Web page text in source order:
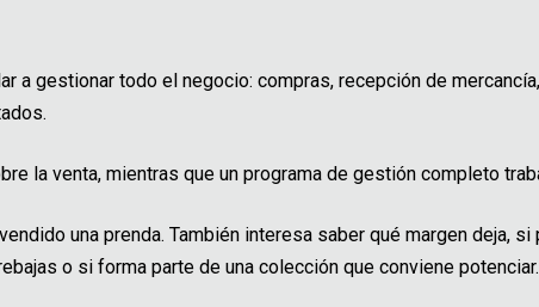
a gestionar todo el negocio: compras, recepción de
la venta, mientras que un programa de gestión completo
una prenda. También interesa saber qué margen deja,
o si forma parte de una colección que conviene potenciar.